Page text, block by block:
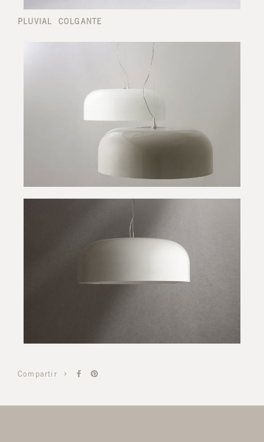
PLUVIAL COLGANTE
Compartir